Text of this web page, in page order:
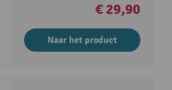
€ 29,90
Naar het product